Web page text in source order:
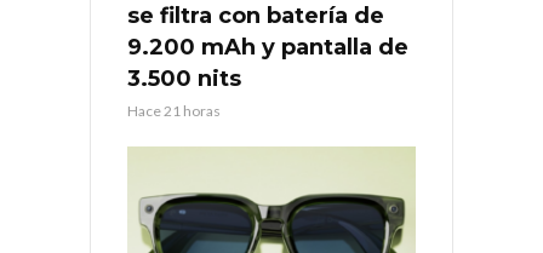
se filtra con batería de
9.200 mAh y pantalla de
3.500 nits
Hace 21 horas